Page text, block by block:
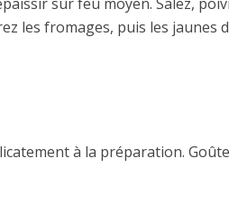
les fromages, puis les jaunes
à la préparation.